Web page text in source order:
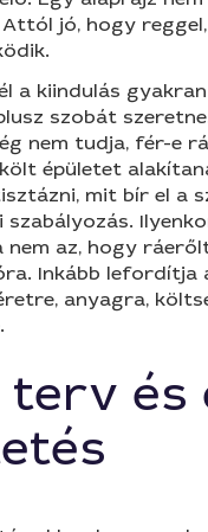
jó, hogy
a kiindulás
szobát
nem tudja, fér-e
épületet
mit bír el a
szabályozás.
az, hogy
Inkább lefordítja
anyagra,
terv és